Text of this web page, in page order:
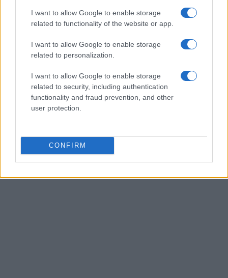
I want to allow Google to enable storage
related to functionality of the website or app.
I want to allow Google to enable storage
related to personalization.
I want to allow Google to enable storage
related to security, including authentication
functionality and fraud prevention, and other
user protection.
CONFIRM
Andrea Conforti, 46enne torinese dal look
casual e naturale, è un analista tattico che
trasforma dati e clip in racconti social. Ricorda
quando annotò la rimonta al box stampa dello
Stadio Olimpico Grande Torino: da
quell'appunto nacque la sua linea editoriale,
che propugna spiegazioni visive per il tifoso
critico. Dettaglio unico: una stagione allenatore
under15 al Chieri e ciclista urbano.